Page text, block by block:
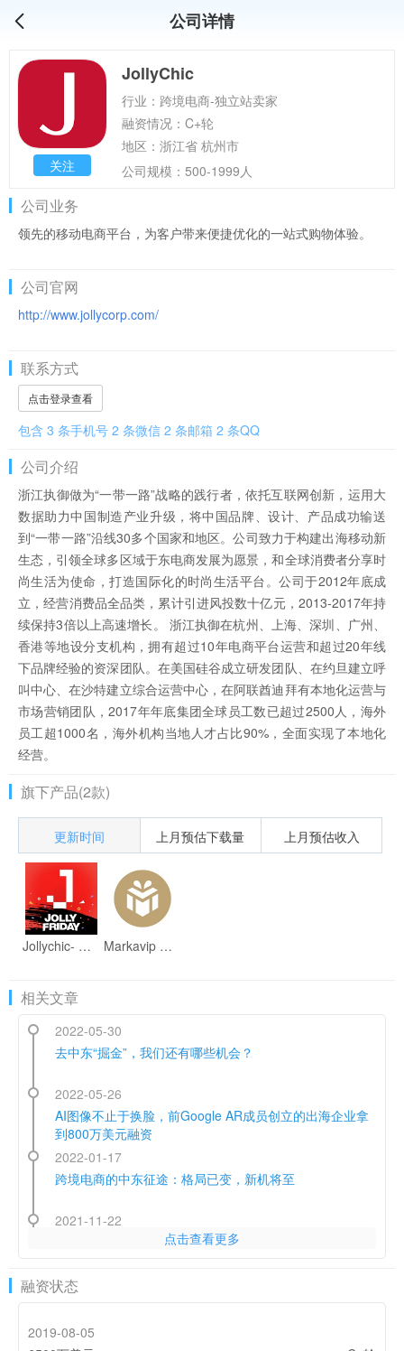
公司详情
关注
JollyChic
行业：跨境电商-独立站卖家
融资情况：C+轮
地区：浙江省 杭州市
公司规模：500-1999人
公司业务
领先的移动电商平台，为客户带来便捷优化的一站式购物体验。
公司官网
http://www.jollycorp.com/
联系方式
点击登录查看
包含 3 条手机号 2 条微信 2 条邮箱 2 条QQ
公司介绍
浙江执御做为“一带一路”战略的践行者，依托互联网创新，运用大
数据助力中国制造产业升级，将中国品牌、设计、产品成功输送
到“一带一路”沿线30多个国家和地区。公司致力于构建出海移动新
生态，引领全球多区域于东电商发展为愿景，和全球消费者分享时
尚生活为使命，打造国际化的时尚生活平台。公司于2012年底成
立，经营消费品全品类，累计引进风投数十亿元，2013-2017年持
续保持3倍以上高速增长。 浙江执御在杭州、上海、深圳、广州、
香港等地设分支机构，拥有超过10年电商平台运营和超过20年线
下品牌经验的资深团队。在美国硅谷成立研发团队、在约旦建立呼
叫中心、在沙特建立综合运营中心，在阿联酋迪拜有本地化运营与
市场营销团队，2017年年底集团全球员工数已超过2500人，海外
员工超1000名，海外机构当地人才占比90%，全面实现了本地化
经营。
旗下产品(2款)
更新时间 上月预估下载量 上月预估收入
Jollychic- جولي شيك Markavip - Top Brands Sale
相关文章
2022-05-30
去中东“掘金”，我们还有哪些机会？
2022-05-26
AI图像不止于换脸，前Google AR成员创立的出海企业拿
到800万美元融资
2022-01-17
跨境电商的中东征途：格局已变，新机将至
2021-11-22
谈谈沙特电商的天花板和突破点
2021-06-24
2021上半年全球热门购物应用榜单：中国跨境电商引领海
2021-05-28
点击查看更多
融资状态
2019-08-05